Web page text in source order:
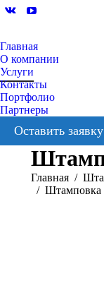
Вконтакте
YouTube
Главная
О компании
Услуги
Контакты
Портфолио
Партнеры
Оставить заявку
Вы здесь:
Главная
Штамповка